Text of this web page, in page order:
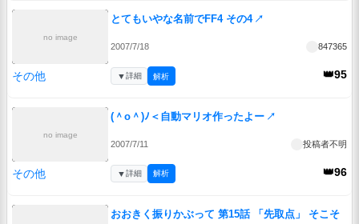
no image
とてもいやな名前でFF4 その4 ↗
2007/7/18 847365
その他 👑95
▼詳細 解析
no image
(＾o＾)ﾉ＜自動マリオ作ったよー ↗
2007/7/11 投稿者不明
その他 👑96
▼詳細 解析
おおきく振りかぶって 第15話 「先取点」 そこそ